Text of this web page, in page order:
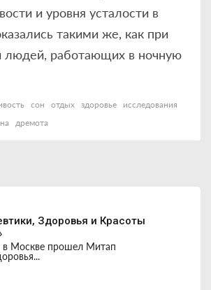
и уровня усталости в
такими же, как при
людей, работающих в ночную
сон отдых здоровье
исследования
дремота
Здоровья и Красоты
в Москве прошел Митап